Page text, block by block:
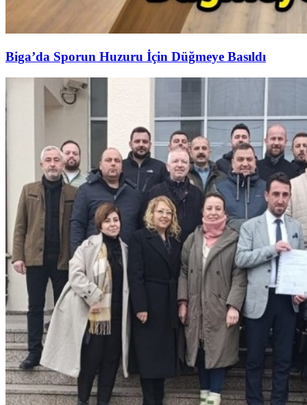
Biga’da Sporun Huzuru İçin Düğmeye Basıldı